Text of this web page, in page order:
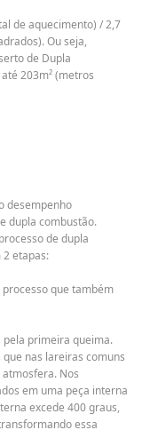
de aquecimento) / 2,7
Ou seja,
de Dupla
203m² (metros
desempenho
dupla combustão.
de dupla
etapas:
que também
pela primeira queima.
nas lareiras comuns
Nos
em uma peça interna
excede 400 graus,
essa